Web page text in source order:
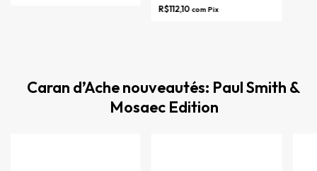
R$112,10com Pix
Caran d’Ache nouveautés: Paul Smith &
Mosaec Edition